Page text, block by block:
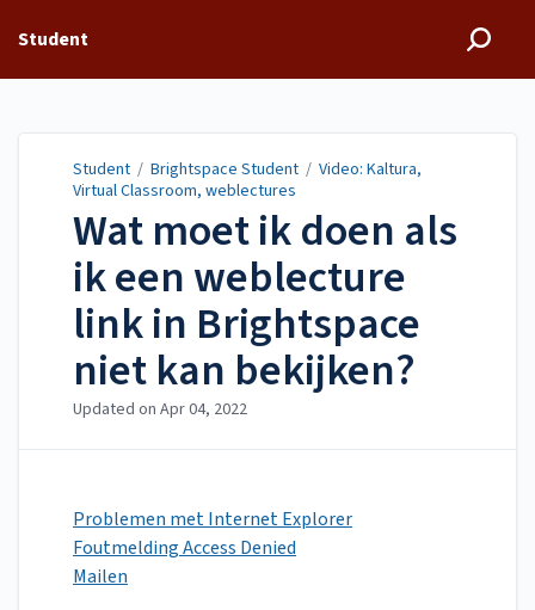
Student
Student / Brightspace Student / Video: Kaltura,
Virtual Classroom, weblectures
Wat moet ik doen als
ik een weblecture
link in Brightspace
niet kan bekijken?
Updated on Apr 04, 2022
Problemen met Internet Explorer
Foutmelding Access Denied
Mailen